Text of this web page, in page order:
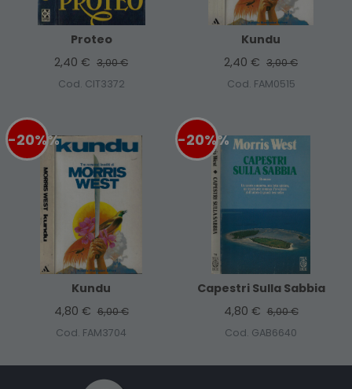
Proteo
2,40 € 3,00 €
Cod. CIT3372
Kundu
2,40 € 3,00 €
Cod. FAM0515
-20%%
Kundu
4,80 € 6,00 €
Cod. FAM3704
-20%%
Capestri Sulla Sabbia
4,80 € 6,00 €
Cod. GAB6640